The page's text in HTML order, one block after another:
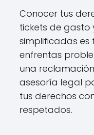
Conocer tus
tickets de gasto
simplificadas es
enfrentas
una
asesoría legal
tus derechos
respetados.